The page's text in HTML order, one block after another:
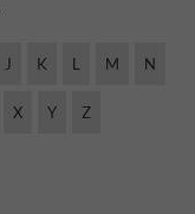
J K L M N
X Y Z